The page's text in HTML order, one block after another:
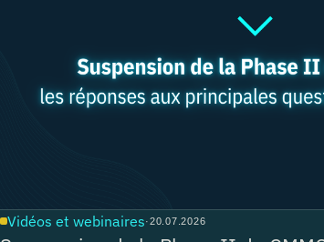
Vidéos et webinaires·20.07.2026